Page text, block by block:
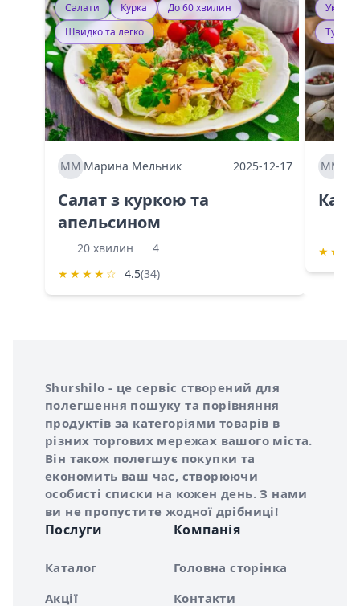
Салати Курка
До 60 хвилин
Швидко та легко
ММ Марина Мельник 2025-12-17
Салат з куркою та
апельсином
20 хвилин
4
★ ★ ★ ★ ☆ 4.5(34)
ММ
★ ★
Про сервіс Shurshilo
Shurshilo - це сервіс створений для
полегшення пошуку та порівняння
продуктів за категоріями товарів в
різних торгових мережах вашого міста.
Він також полегшує покупки та
економить ваш час, створюючи
особисті списки на кожен день. З нами
ви не пропустите жодної дрібниці!
Послуги
Каталог
Акції
Компанія
Головна сторінка
Контакти